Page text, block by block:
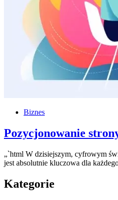
Biznes
Pozycjonowanie
„`html W dzisiejszym, cyfrowym
jest absolutnie kluczowa dla
Kategorie